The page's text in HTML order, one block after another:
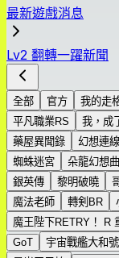
最新遊戲消息
Lv2 翻轉一躍新聞
全部 官方 我的走
平凡職業RS
我，成
藥屋異聞錄
幻想連線
蜘蛛迷宮
朵龍幻想曲
銀英傳
黎明破曉
魔法老師
轉剣BR
魔王陛下RETRY！ R
GoT
宇宙戰艦大和號